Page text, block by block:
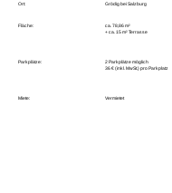
Ort:
Fläche:
Parkplätze:
Miete:
Grödig bei Salzburg
ca. 78,86 m²
+ ca. 15 m² Terrasse
2 Parkplätze möglich
36 € (inkl. MwSt.) pro Parkplatz
Vermietet